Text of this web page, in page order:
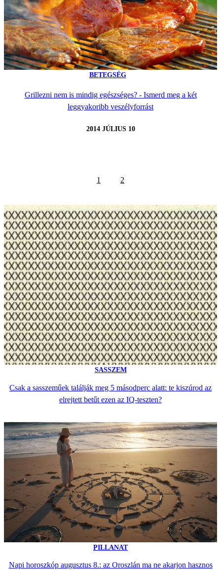
BETEGSÉG
Grillezni nem is mindig egészséges? - Ismerd meg a két
leggyakoribb veszélyforrást
2014 JÚLIUS 10
1 2
SASSZEM
Csak a sasszeműek találják meg 5 másodperc alatt: te kiszúrod az
elrejtett betűt ezen az IQ-teszten?
PILLANAT
Napi horoszkóp augusztus 8.: az Oroszlán ma ne akarjon hasznos